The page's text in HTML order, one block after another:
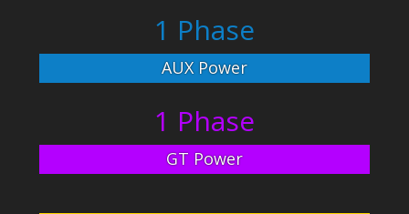
1 Phase
AUX Power
1 Phase
GT Power